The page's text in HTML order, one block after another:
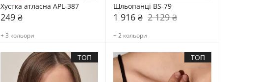
Хустка атласна APL-387
249 ₴
+ 3 кольори
Шльопанці BS-79
1 916 ₴ 2 129 ₴
+ 2 кольори
ТОП ТОП